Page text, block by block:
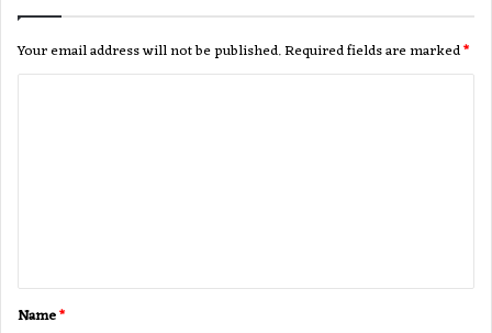
Your email address will not be published.Required fields are marked*
t
*
Name*